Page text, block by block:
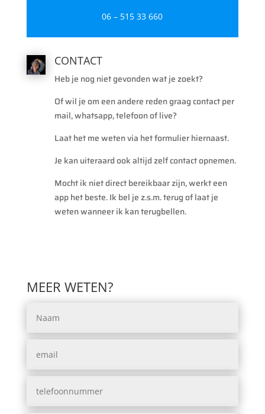
06 – 515 33 660
CONTACT
Heb je nog niet gevonden wat je zoekt?
Of wil je om een andere reden graag contact per
mail, whatsapp, telefoon of live?
Laat het me weten via het formulier hiernaast.
Je kan uiteraard ook altijd zelf contact opnemen.
Mocht ik niet direct bereikbaar zijn, werkt een
app het beste. Ik bel je z.s.m. terug of laat je
weten wanneer ik kan terugbellen.
MEER WETEN?